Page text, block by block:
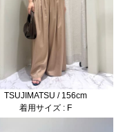
TSUJIMATSU / 156cm
着用サイズ : F